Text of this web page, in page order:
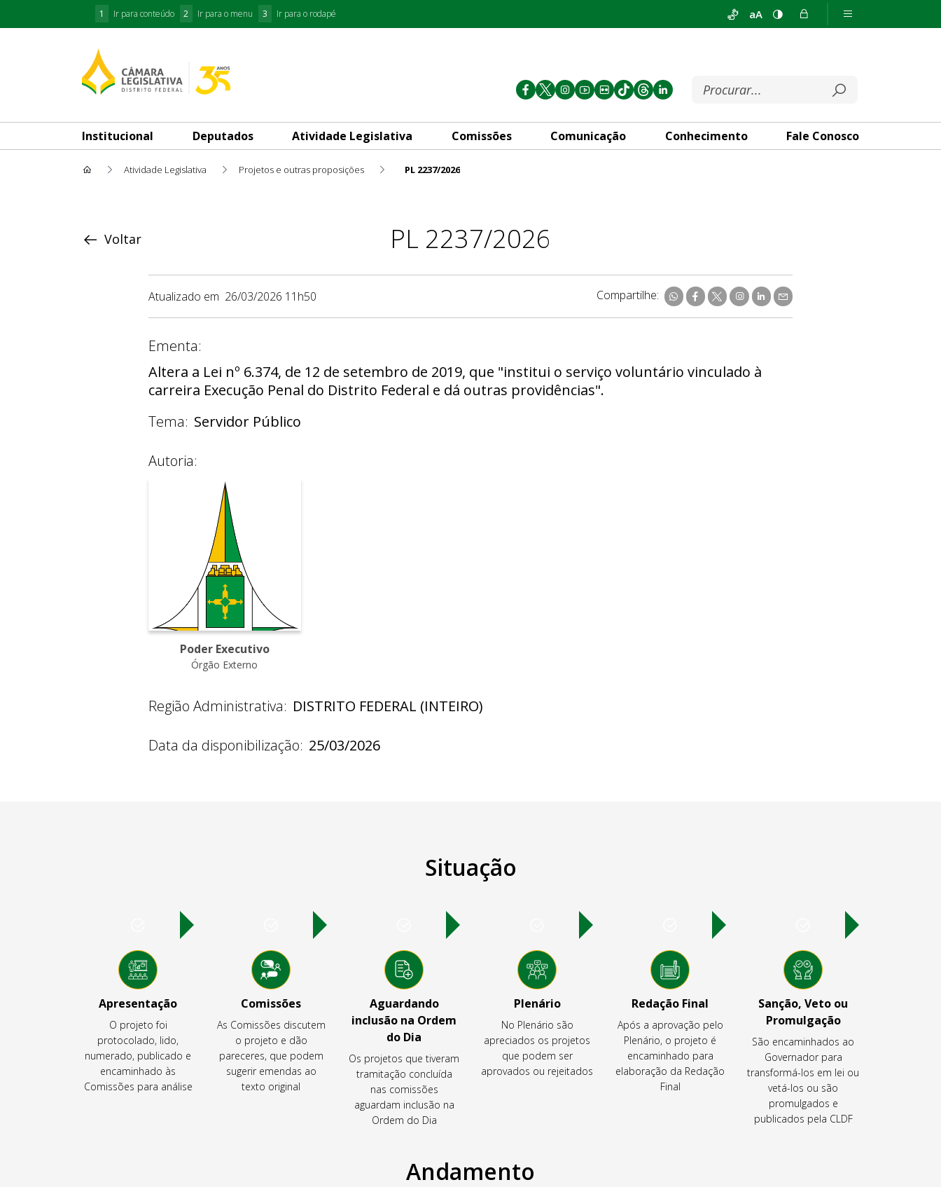
1 Ir para conteúdo 2 Ir para o menu 3 Ir para o rodapé aA
Institucional Deputados Atividade Legislativa Comissões Comunicação Conhecimento Fale Conosco
Atividade Legislativa Projetos e outras proposições PL 2237/2026
PL 2237/2026
Voltar
Atualizado em 26/03/2026 11h50 Compartilhe:
Ementa:
Altera a Lei nº 6.374, de 12 de setembro de 2019, que "institui o serviço voluntário vinculado à
carreira Execução Penal do Distrito Federal e dá outras providências".
Tema: Servidor Público
Autoria:
Poder Executivo
Órgão Externo
Região Administrativa: DISTRITO FEDERAL (INTEIRO)
Data da disponibilização: 25/03/2026
Situação
Apresentação
O projeto foi
protocolado, lido,
numerado, publicado e
encaminhado às
Comissões para análise
Comissões
As Comissões discutem
o projeto e dão
pareceres, que podem
sugerir emendas ao
texto original
Aguardando
inclusão na Ordem
do Dia
Os projetos que tiveram
tramitação concluída
nas comissões
aguardam inclusão na
Ordem do Dia
Plenário
No Plenário são
apreciados os projetos
que podem ser
aprovados ou rejeitados
Redação Final
Após a aprovação pelo
Plenário, o projeto é
encaminhado para
elaboração da Redação
Final
Sanção, Veto ou
Promulgação
São encaminhados ao
Governador para
transformá-los em lei ou
vetá-los ou são
promulgados e
publicados pela CLDF
Andamento